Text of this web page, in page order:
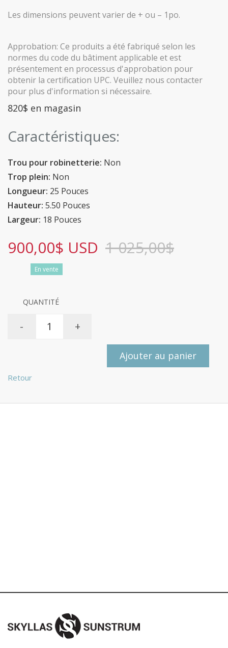
Les dimensions peuvent varier de + ou – 1po.
Approbation: Ce produits a été fabriqué selon les
normes du code du bâtiment applicable et est
présentement en processus d'approbation pour
obtenir la certification UPC. Veuillez nous contacter
pour plus d'information si nécessaire.
820$ en magasin
Caractéristiques:
Trou pour robinetterie: Non
Trop plein: Non
Longueur: 25 Pouces
Hauteur: 5.50 Pouces
Largeur: 18 Pouces
900,00$ USD 1 025,00$
En vente
QUANTITÉ
- +
Ajouter au panier
Retour